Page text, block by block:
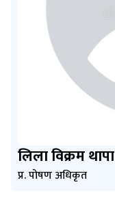
लिला विक्रम थापा
प्र. पोषण अधिकृत